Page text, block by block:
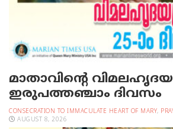
മാതാവിന്റെ
ഇരുപത്തഞ്ചാം ദിവസം
CONSECRATION TO IMMACULATE HEART OF MARY,
AUGUST 8, 2026